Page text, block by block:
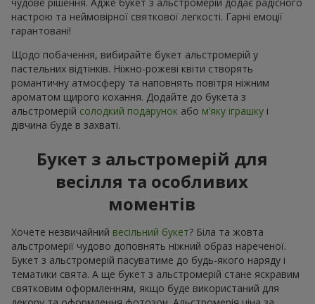
настрою та неймовірної святкової легкості. Гарні емоції
гарантовані!
Щодо побачення, вибирайте букет альстромерій у
пастельних відтінків. Ніжно-рожеві квіти створять
романтичну атмосферу та наповнять повітря ніжним
ароматом щирого кохання. Додайте до букета з
альстромерій солодкий подарунок або м’яку іграшку і
дівчина буде в захваті.
Букет з альстромерій для
весілля та особливих
моментів
Хочете незвичайний весільний букет? Біла та жовта
альстромерії чудово доповнять ніжний образ нареченої.
Букет з альстромерій пасуватиме до будь-якого наряду і
тематики свята. А ще букет з альстромерій стане яскравим
святковим оформленням, якщо буде використаний для